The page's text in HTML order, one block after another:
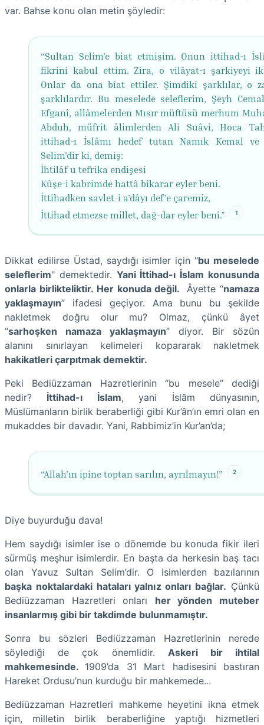
var. Bahse konu olan metin şöyledir:
“Sultan Selim'e biat etmişim. Onun ittihad-ı
fikrini kabul ettim. Zira, o vilâyat-ı şarkiyeyi
Onlar da ona bîat ettiler. Şimdiki şarklılar, o
şarklılardır. Bu meselede seleflerim, Şeyh
Efganî, allâmelerden Mısır müftüsü merhum
Abduh, müfrit âlimlerden Ali Suâvi, Hoca
ittihad-ı İslâmı hedef tutan Namık Kemal ve
Selim'dir ki, demiş:
İhtilâf u tefrika endişesi
Kûşe-i kabrimde hattâ bîkarar eyler beni.
İttihadken savlet-i a'dâyı def'e çaremiz,
İttihad etmezse millet, dağ-dar eyler beni.”
1
Dikkat edilirse Üstad, saydığı isimler için "bu meselede
seleflerim" demektedir. Yani İttihad-ı İslam konusunda
onlarla birlikteliktir. Her konuda değil.Âyette “namaza
yaklaşmayın” ifadesi geçiyor. Ama bunu bu şekilde
nakletmek doğru olur mu? Olmaz, çünkü âyet
“sarhoşken namaza yaklaşmayın” diyor. Bir sözün
alanını sınırlayan kelimeleri kopararak nakletmek
hakikatleri çarpıtmak demektir.
Peki Bediüzzaman Hazretlerinin “bu mesele” dediği
nedir? İttihad-ı İslam, yani İslâm dünyasının,
Müslümanların birlik beraberliği gibi Kur’ân’ın emri olan en
mukaddes bir davadır. Yani, Rabbimiz’in Kur’an’da;
“Allah’ın ipine toptan sarılın, ayrılmayın!” 2
Diye buyurduğu dava!
Hem saydığı isimler ise o dönemde bu konuda fikir ileri
sürmüş meşhur isimlerdir. En başta da herkesin baş tacı
olan Yavuz Sultan Selim’dir. O isimlerden bazılarının
başka noktalardaki hataları yalnız onları bağlar. Çünkü
Bediüzzaman Hazretleri onları her yönden muteber
insanlarmış gibi bir takdimde bulunmamıştır.
Sonra bu sözleri Bediüzzaman Hazretlerinin nerede
söylediği de çok önemlidir. Askeri bir ihtilal
mahkemesinde. 1909’da 31 Mart hadisesini bastıran
Hareket Ordusu’nun kurduğu bir mahkemede...
Bediüzzaman Hazretleri mahkeme heyetini ikna etmek
için, milletin birlik beraberliğine yaptığı hizmetleri